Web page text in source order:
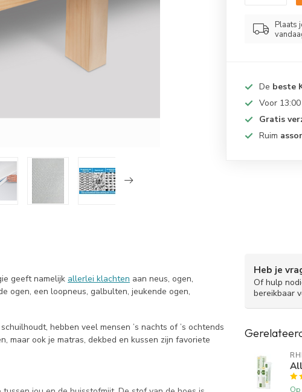
Plaats
De beste
Voor
Gratis
Ruim
geeft namelijk allerlei klachten aan neus, ogen,
ogen, een loopneus, galbulten, jeukende ogen,
hebben veel mensen ’s nachts of ’s ochtends
maar ook je matras, dekbed en kussen zijn favoriete
Heb je
Of hulp
bereikbaar